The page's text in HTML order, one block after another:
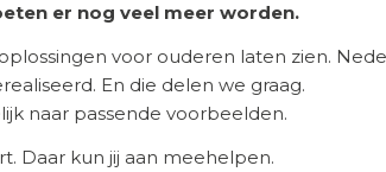
er nog veel meer worden.
voor ouderen laten zien.
En die delen we graag.
naar passende voorbeelden.
Daar kun jij aan meehelpen.